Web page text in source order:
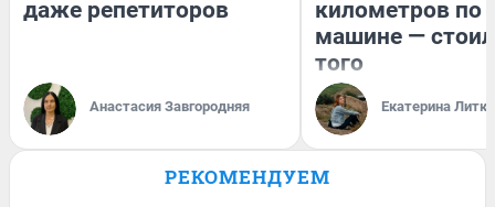
даже репетиторов
Анастасия Завгородняя
километров по
машине —
того
Екатерина
РЕКОМЕНДУЕМ